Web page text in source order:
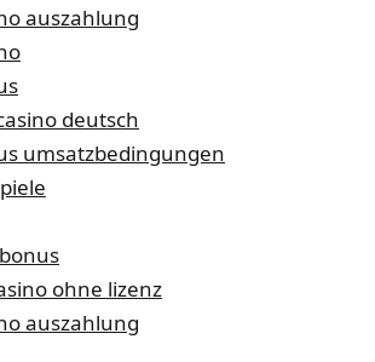
auszahlung
deutsch
umsatzbedingungen
ohne lizenz
auszahlung